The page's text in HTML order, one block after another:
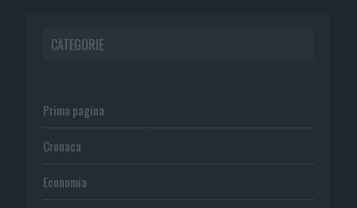
CATEGORIE
Prima pagina
Cronaca
Economia